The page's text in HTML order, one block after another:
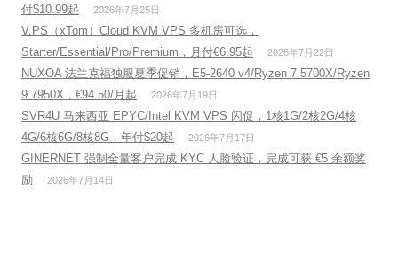
付$10.99起
2026年7月25日
V.PS（xTom）Cloud KVM VPS 多机房可选，
Starter/Essential/Pro/Premium，月付€6.95起
2026年7月22日
NUXOA 法兰克福独服夏季促销，E5-2640 v4/Ryzen 7 5700X/Ryzen
9 7950X，€94.50/月起
2026年7月19日
SVR4U 马来西亚 EPYC/Intel KVM VPS 闪促，1核1G/2核2G/4核
4G/6核6G/8核8G，年付$20起
2026年7月17日
GINERNET 强制全量客户完成 KYC 人脸验证，完成可获 €5 余额奖
励
2026年7月14日